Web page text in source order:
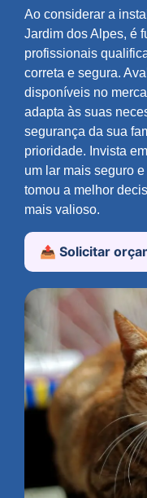
Ao considerar a
Jardim dos Alpes, é
profissionais
correta e segura.
disponíveis no
adapta às suas
segurança da sua
prioridade. Invista
um lar mais seguro
tomou a melhor
mais valioso.
📤 Solicitar